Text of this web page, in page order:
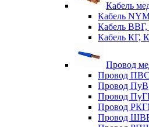
Кабель
Кабель
Кабель
Кабель КГ,
Провод
Провод ПВС
Провод ПуВ
Провод
Провод
Провод